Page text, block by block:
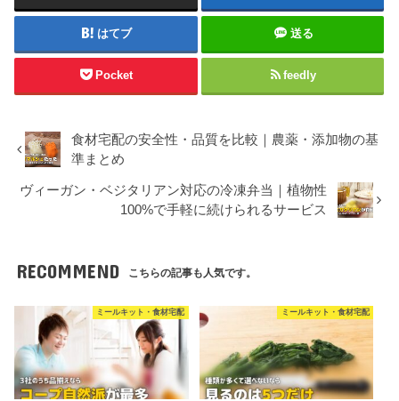
はてブ 送る
Pocket feedly
食材宅配の安全性・品質を比較｜農薬・添加物の基
準まとめ
ヴィーガン・ベジタリアン対応の冷凍弁当｜植物性
100%で手軽に続けられるサービス
RECOMMEND こちらの記事も人気です。
ミールキット・食材宅配 ミールキット・食材宅配